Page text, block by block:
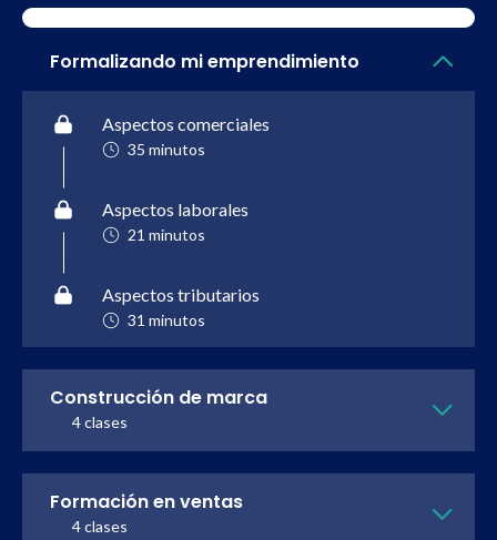
Formalizando mi emprendimiento
Aspectos comerciales
35 minutos
Aspectos laborales
21 minutos
Aspectos tributarios
31 minutos
Construcción de marca
4 clases
Formación en ventas
4 clases